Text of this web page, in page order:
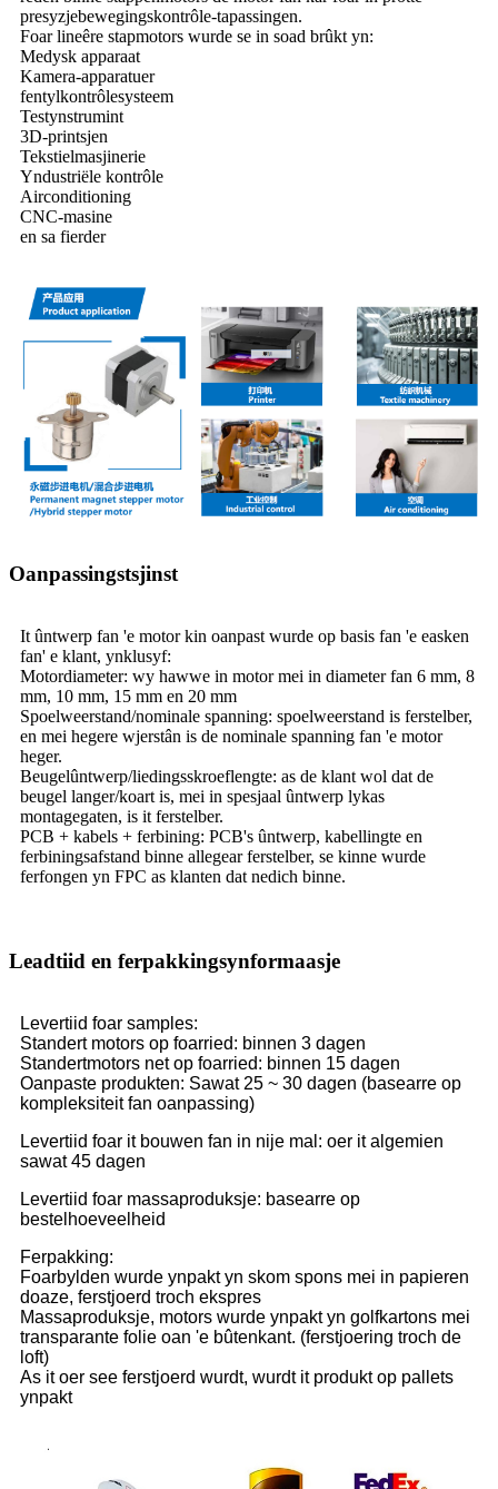
presyzjebewegingskontrôle-tapassingen.
Foar lineêre stapmotors wurde se in soad brûkt yn:
Medysk apparaat
Kamera-apparatuer
fentylkontrôlesysteem
Testynstrumint
3D-printsjen
Tekstielmasjinerie
Yndustriële kontrôle
Airconditioning
CNC-masine
en sa fierder
Oanpassingstsjinst
It ûntwerp fan 'e motor kin oanpast wurde op basis fan 'e easken
fan' e klant, ynklusyf:
Motordiameter: wy hawwe in motor mei in diameter fan 6 mm, 8
mm, 10 mm, 15 mm en 20 mm
Spoelweerstand/nominale spanning: spoelweerstand is ferstelber,
en mei hegere wjerstân is de nominale spanning fan 'e motor
heger.
Beugelûntwerp/liedingsskroeflengte: as de klant wol dat de
beugel langer/koart is, mei in spesjaal ûntwerp lykas
montagegaten, is it ferstelber.
PCB + kabels + ferbining: PCB's ûntwerp, kabellingte en
ferbiningsafstand binne allegear ferstelber, se kinne wurde
ferfongen yn FPC as klanten dat nedich binne.
Leadtiid en ferpakkingsynformaasje
Levertiid foar samples:
Standert motors op foarried: binnen 3 dagen
Standertmotors net op foarried: binnen 15 dagen
Oanpaste produkten: Sawat 25 ~ 30 dagen (basearre op
kompleksiteit fan oanpassing)
Levertiid foar it bouwen fan in nije mal: oer it algemien
sawat 45 dagen
Levertiid foar massaproduksje: basearre op
bestelhoeveelheid
Ferpakking:
Foarbylden wurde ynpakt yn skom spons mei in papieren
doaze, ferstjoerd troch ekspres
Massaproduksje, motors wurde ynpakt yn golfkartons mei
transparante folie oan 'e bûtenkant. (ferstjoering troch de
loft)
As it oer see ferstjoerd wurdt, wurdt it produkt op pallets
ynpakt